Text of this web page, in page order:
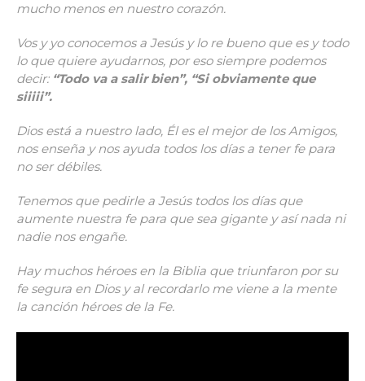
mucho menos en nuestro corazón.
Vos y yo conocemos a Jesús y lo re bueno que es y todo
lo que quiere ayudarnos, por eso siempre podemos
decir: “Todo va a salir bien”, “Si obviamente que
siiiii”.
Dios está a nuestro lado, Él es el mejor de los Amigos,
nos enseña y nos ayuda todos los días a tener fe para
no ser débiles.
Tenemos que pedirle a Jesús todos los días que
aumente nuestra fe para que sea gigante y así nada ni
nadie nos engañe.
Hay muchos héroes en la Biblia que triunfaron por su
fe segura en Dios y al recordarlo me viene a la mente
la canción héroes de la Fe.